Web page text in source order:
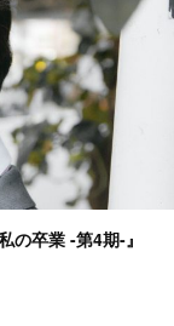
卒業 -第4期-』